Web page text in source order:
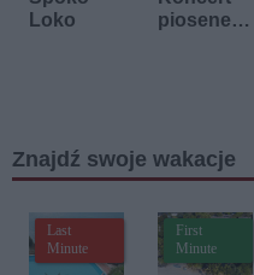
Loko
piosenek
Grudzińsk
i & Artur
Znajdź swoje wakacje
Last
Minute
First
Minute